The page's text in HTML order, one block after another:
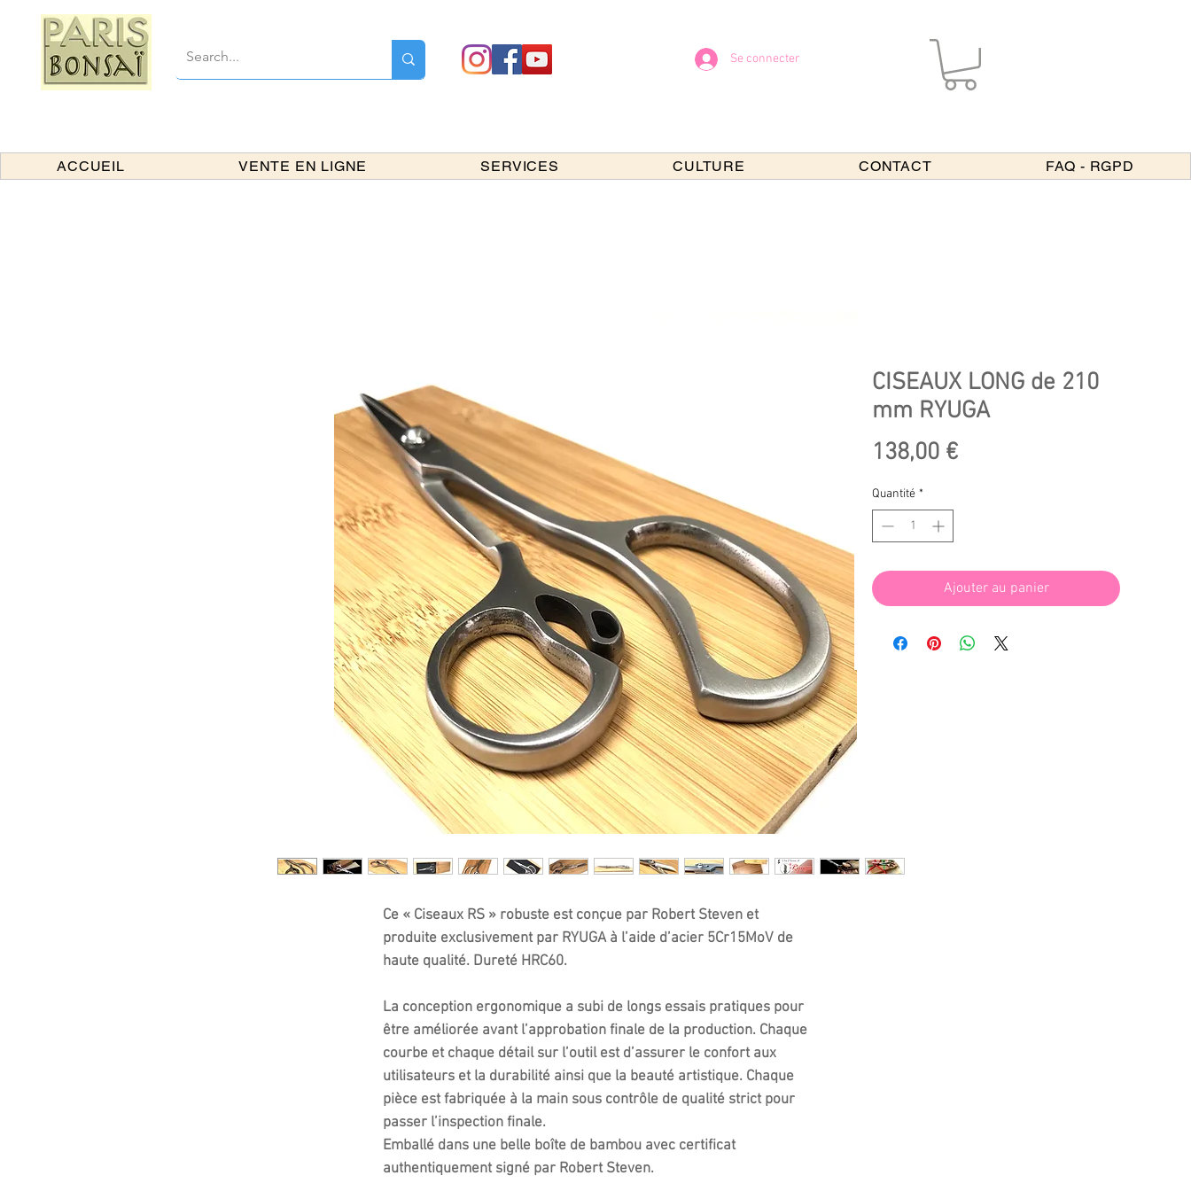
Se connecter
ACCUEIL VENTE EN LIGNE SERVICES CULTURE CONTACT FAQ - RGPD
CISEAUX LONG de 210
mm RYUGA
138,00 €Prix
Quantité *
Ajouter au panier
Ce « Ciseaux RS » robuste est conçue par Robert Steven et
produite exclusivement par RYUGA à l’aide d’acier 5Cr15MoV de
haute qualité. Dureté HRC60.
La conception ergonomique a subi de longs essais pratiques pour
être améliorée avant l’approbation finale de la production. Chaque
courbe et chaque détail sur l’outil est d’assurer le confort aux
utilisateurs et la durabilité ainsi que la beauté artistique. Chaque
pièce est fabriquée à la main sous contrôle de qualité strict pour
passer l’inspection finale.
Emballé dans une belle boîte de bambou avec certificat
authentiquement signé par Robert Steven.